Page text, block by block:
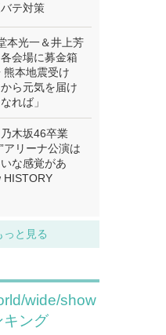
テ対策
本光一＆井上芳
会場に募金箱
熊本地震受け
から元気を届け
れば」
木坂46卒業
アリーナ公演は
いな感覚があ
HISTORY
っと見る
wide/show
キング